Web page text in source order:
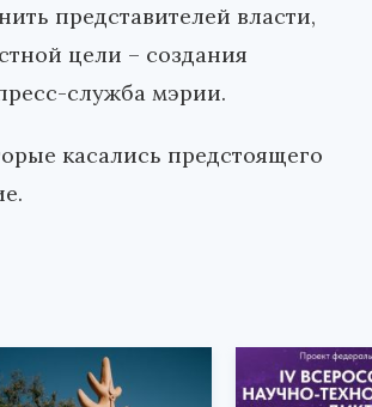
представителей власти,
цели – создания
служба мэрии.
касались предстоящего